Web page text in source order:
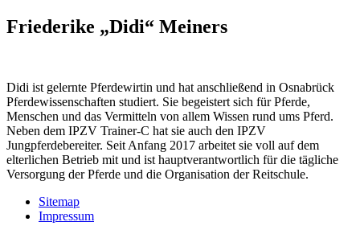
Friederike „Didi“ Meiners
Didi ist gelernte Pferdewirtin und hat anschließend in Osnabrück
Pferdewissenschaften studiert. Sie begeistert sich für Pferde,
Menschen und das Vermitteln von allem Wissen rund ums Pferd.
Neben dem IPZV Trainer-C hat sie auch den IPZV
Jungpferdebereiter. Seit Anfang 2017 arbeitet sie voll auf dem
elterlichen Betrieb mit und ist hauptverantwortlich für die tägliche
Versorgung der Pferde und die Organisation der Reitschule.
Sitemap
Impressum